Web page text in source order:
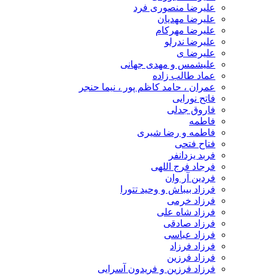
علیرضا منصوری فرد
علیرضا مهدیان
علیرضا مهرکام
علیرضا ندرلو
علیرضا ی
علیشمس و مهدی جهانی
عماد طالب زاده
عمران ، حامد کاظم پور ، نیما حنجر
فاتح نورایی
فاروق جدلی
فاطمه
فاطمه و رضا شیری
فتاح فتحی
فربد یزدانفر
فرجاد فرج اللهی
فردین آر وان
فرزاد بیباش و وحید تتورا
فرزاد خرمی
فرزاد شاه علی
فرزاد صادقی
فرزاد عباسی
فرزاد فرزاد
فرزاد فرزین
فرزاد فرزین و فریدون آسرایی